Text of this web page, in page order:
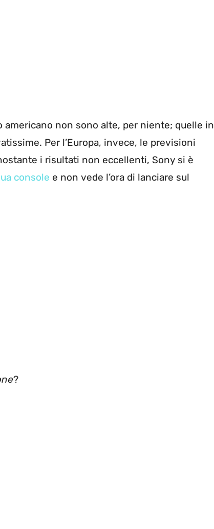
non sono alte, per niente; quelle in
Per l’Europa, invece, le previsioni
i risultati non eccellenti, Sony si è
console e non vede l’ora di lanciare sul
?